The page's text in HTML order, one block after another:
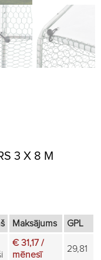
3 X 8 M
Maksājums GPL
€ 31,17 /
mēnesī
29,81